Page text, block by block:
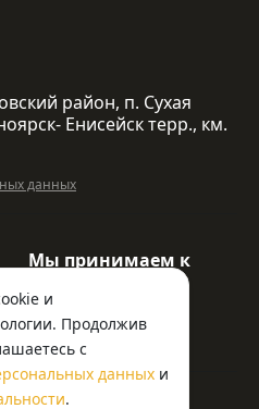
и
Продолжив
с
данных и
.
район, п. Сухая
Енисейск терр., км.
данных
Мы принимаем к